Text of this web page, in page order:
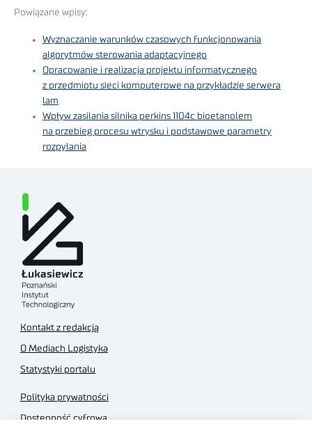
Powiązane wpisy:
Wyznaczanie warunków czasowych funkcjonowania
algorytmów sterowania adaptacyjnego
Opracowanie i realizacja projektu informatycznego
z przedmiotu sieci komputerowe na przykładzie serwera
lam
Wpływ zasilania silnika perkins 1104c bioetanolem
na przebieg procesu wtrysku i podstawowe parametry
rozpylania
Kontakt z redakcją
O Mediach Logistyka
Statystyki portalu
Polityka prywatności
Dostępność cyfrowa